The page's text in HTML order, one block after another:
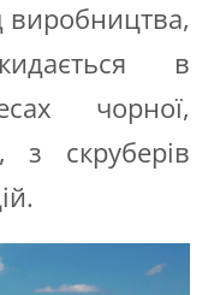
виробництва,
в
чорної,
з скруберів